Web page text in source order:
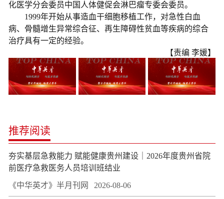
化医学分会委员中国人体健促会淋巴瘤专委会委员。
1999年开始从事造血干细胞移植工作，对急性白血
病、骨髓增生异常综合征、再生障碍性贫血等疾病的综合
治疗具有一定的经验。
【责编 李媛】
推荐阅读
夯实基层急救能力 赋能健康贵州建设｜2026年度贵州省院
前医疗急救医务人员培训班结业
《中华英才》半月刊网 2026-08-06